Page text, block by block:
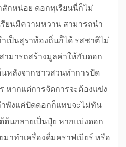
กหน่อย ดอกทุเรียนนี่ก็ไม่
ยนมีความหวาน สามารถนำ
เป็นสุราท้องถิ่นก็ได้ รสชาติไม่
มารถสร้างมูลค่าให้กับดอก
หลังจากชาวสวนทำการปัด
หากแต่การจัดการจะต้องแข่ง
ำพังแค่ปัดดอกก็แทบจะไม่ทัน
นกลายเป็นปุ๋ย หากแบ่งดอก
าทำเครื่องดื่มคราฟเบียร์ หรือ